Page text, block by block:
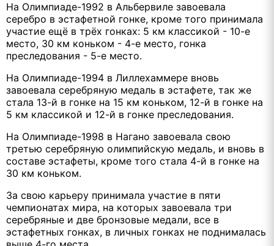
На Олимпиаде-1992 в Альбервиле завоевала
серебро в эстафетной гонке, кроме того принимала
участие ещё в трёх гонках: 5 км классикой - 10-е
место, 30 км коньком - 4-е место, гонка
преследования - 5-е место.
На Олимпиаде-1994 в Лиллехаммере вновь
завоевала серебряную медаль в эстафете, так же
стала 13-й в гонке на 15 км коньком, 12-й в гонке на
5 км классикой и 12-й в гонке преследования.
На Олимпиаде-1998 в Нагано завоевала свою
третью серебряную олимпийскую медаль, и вновь в
составе эстафеты, кроме того стала 4-й в гонке на
30 км коньком.
За свою карьеру принимала участие в пяти
чемпионатах мира, на которых завоевала три
серебряные и две бронзовые медали, все в
эстафетных гонках, в личных гонках не поднималась